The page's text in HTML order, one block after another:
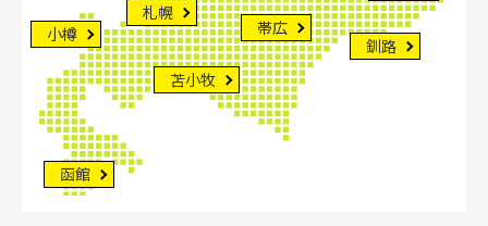
札幌
小樽
苫小牧
帯広
函館
釧路